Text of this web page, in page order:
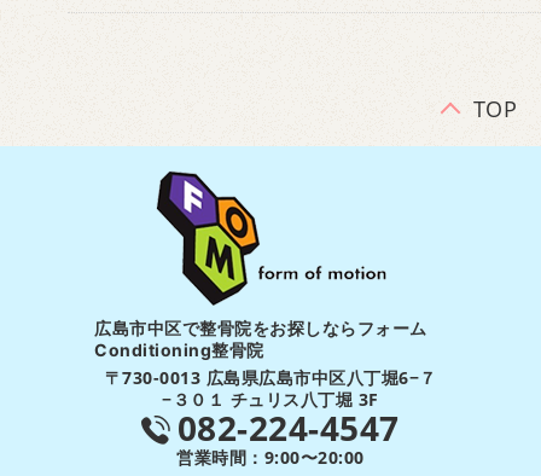
TOP
広島市中区で整骨院をお探しならフォーム
Conditioning整骨院
〒730-0013 広島県広島市中区八丁堀6−７
−３０１ チュリス八丁堀 3F
082-224-4547
営業時間：9:00〜20:00